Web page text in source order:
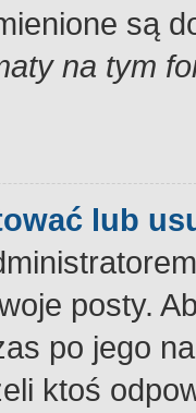
są
na tym
lub
posty.
po jego
ktoś